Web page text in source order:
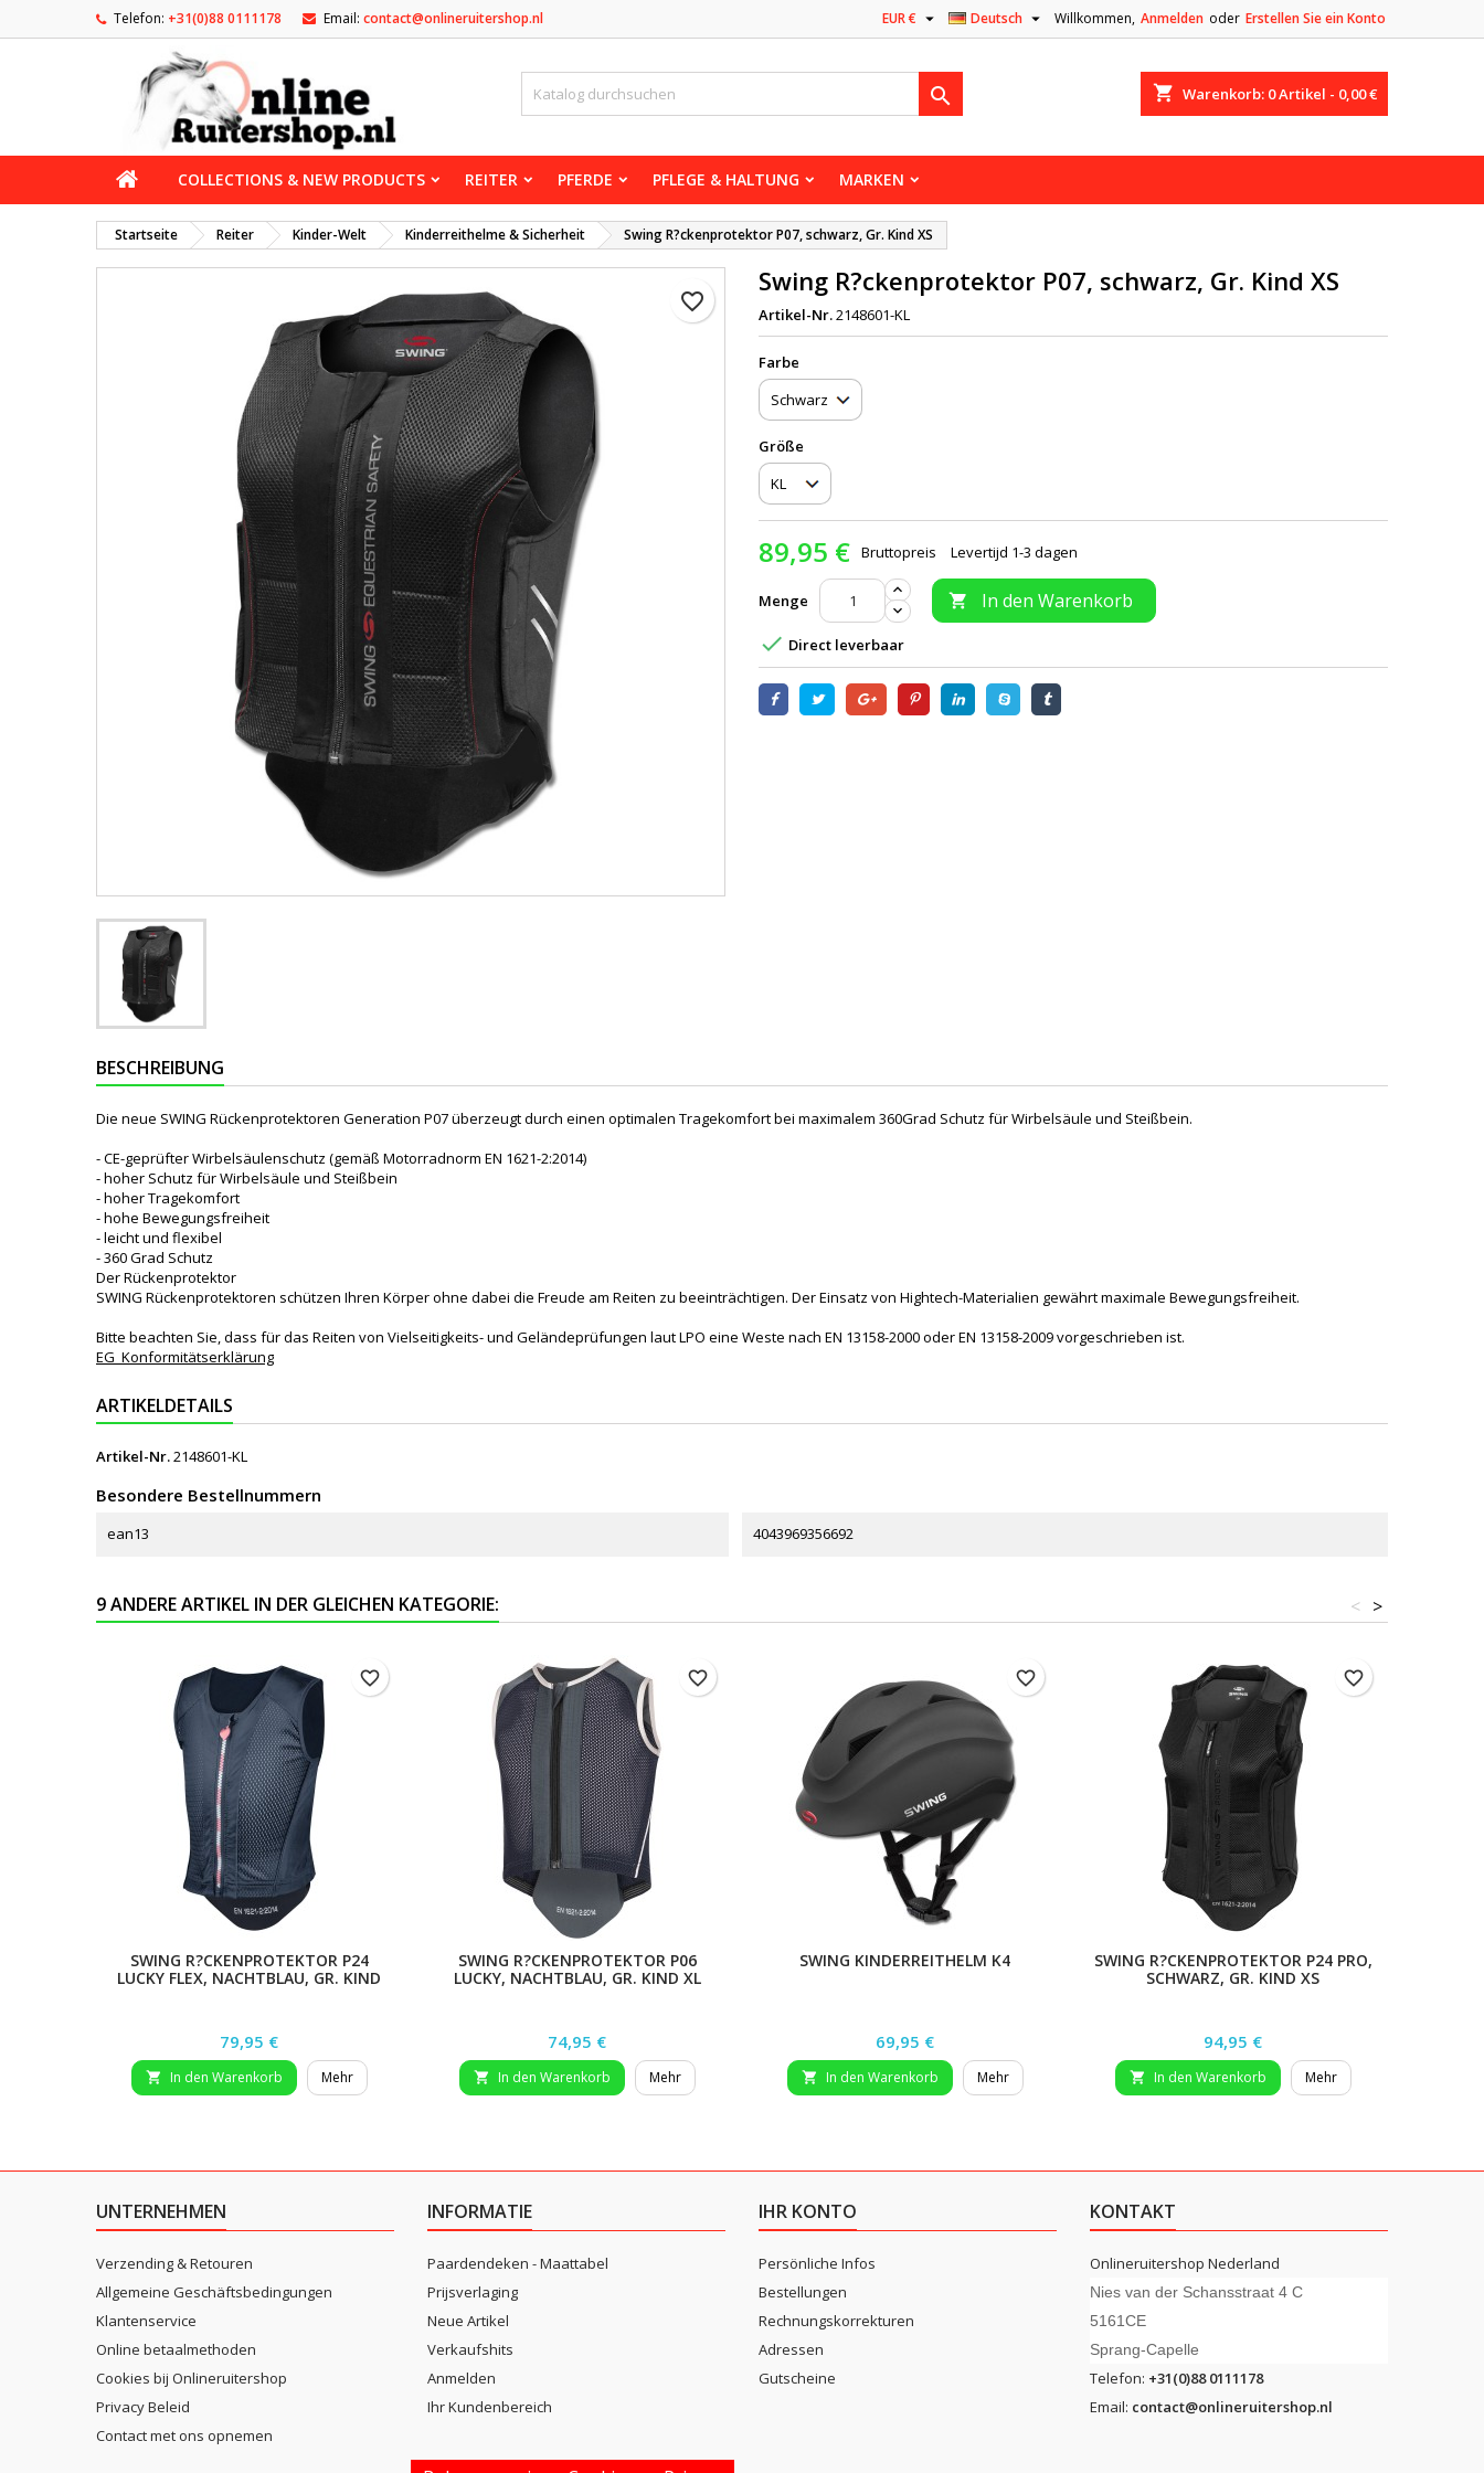
Telefon: +31(0)88 0111178 Email: contact@onlineruitershop.nl Willkommen, Anmelden oder Erstellen Sie ein Konto
Deutsch 
EUR € 
shopping_cart Warenkorb: 0Artikel - 0,00 €

COLLECTIONS & NEW PRODUCTS REITER PFERDE PFLEGE & HALTUNG MARKEN
Startseite Reiter Kinder-Welt Kinderreithelme & Sicherheit Swing R?ckenprotektor P07, schwarz, Gr. Kind XS
favorite_border
Swing R?ckenprotektor P07, schwarz, Gr. Kind XS
Artikel-Nr.2148601-KL
Farbe
Größe
89,95 € Bruttopreis Levertijd 1-3 dagen
Menge  In den Warenkorb
 Direct leverbaar
BESCHREIBUNG
Die neue SWING Rückenprotektoren Generation P07 überzeugt durch einen optimalen Tragekomfort bei maximalem 360Grad Schutz für Wirbelsäule und Steißbein.
- CE-geprüfter Wirbelsäulenschutz (gemäß Motorradnorm EN 1621-2:2014)
- hoher Schutz für Wirbelsäule und Steißbein
- hoher Tragekomfort
- hohe Bewegungsfreiheit
- leicht und flexibel
- 360 Grad Schutz
Der Rückenprotektor
SWING Rückenprotektoren schützen Ihren Körper ohne dabei die Freude am Reiten zu beeinträchtigen. Der Einsatz von Hightech-Materialien gewährt maximale Bewegungsfreiheit.
Bitte beachten Sie, dass für das Reiten von Vielseitigkeits- und Geländeprüfungen laut LPO eine Weste nach EN 13158-2000 oder EN 13158-2009 vorgeschrieben ist.
EG_Konformitätserklärung
ARTIKELDETAILS
Artikel-Nr.2148601-KL
Besondere Bestellnummern
ean13 4043969356692
9 ANDERE ARTIKEL IN DER GLEICHEN KATEGORIE: >
<
SWING R?CKENPROTEKTOR P24
LUCKY FLEX, NACHTBLAU, GR. KIND
Preis
79,95 €
 In den Warenkorb Mehr
favorite_border
SWING R?CKENPROTEKTOR P06
LUCKY, NACHTBLAU, GR. KIND XL
Preis
74,95 €
 In den Warenkorb Mehr
favorite_border
SWING KINDERREITHELM K4
Preis
69,95 €
 In den Warenkorb Mehr
favorite_border
SWING R?CKENPROTEKTOR P24 PRO,
SCHWARZ, GR. KIND XS
Preis
94,95 €
 In den Warenkorb Mehr
favorite_border
UNTERNEHMEN
Verzending & Retouren
Allgemeine Geschäftsbedingungen
Klantenservice
Online betaalmethoden
Cookies bij Onlineruitershop
Privacy Beleid
Contact met ons opnemen
INFORMATIE
Paardendeken - Maattabel
Prijsverlaging
Neue Artikel
Verkaufshits
Anmelden
Ihr Kundenbereich
IHR KONTO
Persönliche Infos
Bestellungen
Rechnungskorrekturen
Adressen
Gutscheine
KONTAKT
Onlineruitershop Nederland
Nies van der Schansstraat 4 C
5161CE
Sprang-Capelle
Telefon: +31(0)88 0111178
Email: contact@onlineruitershop.nl